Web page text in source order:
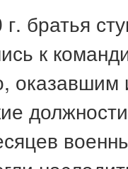
братья
к